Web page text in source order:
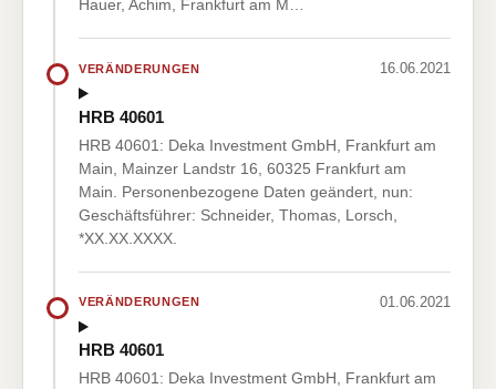
Hauer, Achim, Frankfurt am M…
VERÄNDERUNGEN 16.06.2021
HRB 40601
HRB 40601: Deka Investment GmbH, Frankfurt am
Main, Mainzer Landstr 16, 60325 Frankfurt am
Main. Personenbezogene Daten geändert, nun:
Geschäftsführer: Schneider, Thomas, Lorsch,
*XX.XX.XXXX.
VERÄNDERUNGEN 01.06.2021
HRB 40601
HRB 40601: Deka Investment GmbH, Frankfurt am